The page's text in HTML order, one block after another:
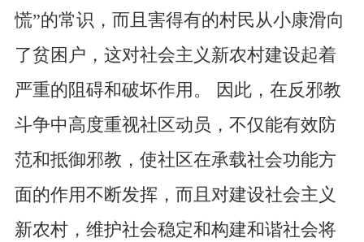
慌”的常识，而且害得有的村民从小康滑向
了贫困户，这对社会主义新农村建设起着
严重的阻碍和破坏作用。 因此，在反邪教
斗争中高度重视社区动员，不仅能有效防
范和抵御邪教，使社区在承载社会功能方
面的作用不断发挥，而且对建设社会主义
新农村，维护社会稳定和构建和谐社会将